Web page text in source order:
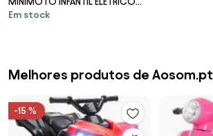
MTR MALCOR 250W LARANJA
Em stock
Melhores produtos de Aosom.pt
-15 %